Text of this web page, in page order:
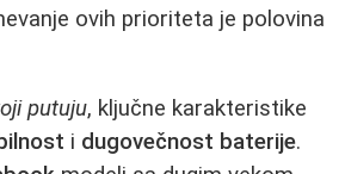
ovih prioriteta je polovina
putuju, ključne karakteristike
i dugovečnost baterije.